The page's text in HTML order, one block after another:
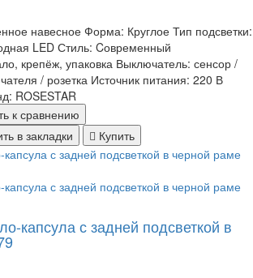
навесное Форма: Круглое Тип подсветки:
LED Стиль: Cовременный
крепёж, упаковка Выключатель: сенсор /
/ розетка Источник питания: 220 В
ROSESTAR
к сравнению
в закладки Купить
капсула с задней подсветкой в